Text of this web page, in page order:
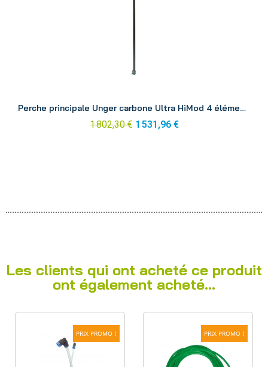
Perche principale Unger carbone Ultra HiMod 4 éléments 6.63 m UH67G
1 802,30 € 1 531,96 €
Les clients qui ont acheté ce produit
ont également acheté...
PRIX PROMO ! PRIX PROMO !